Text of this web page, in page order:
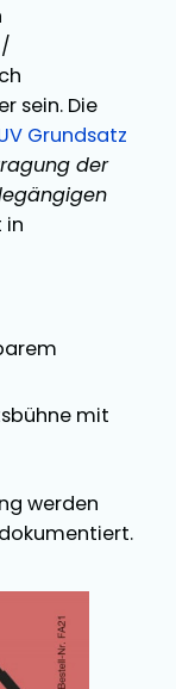
sein. Die
Grundsatz
der
mit
werden